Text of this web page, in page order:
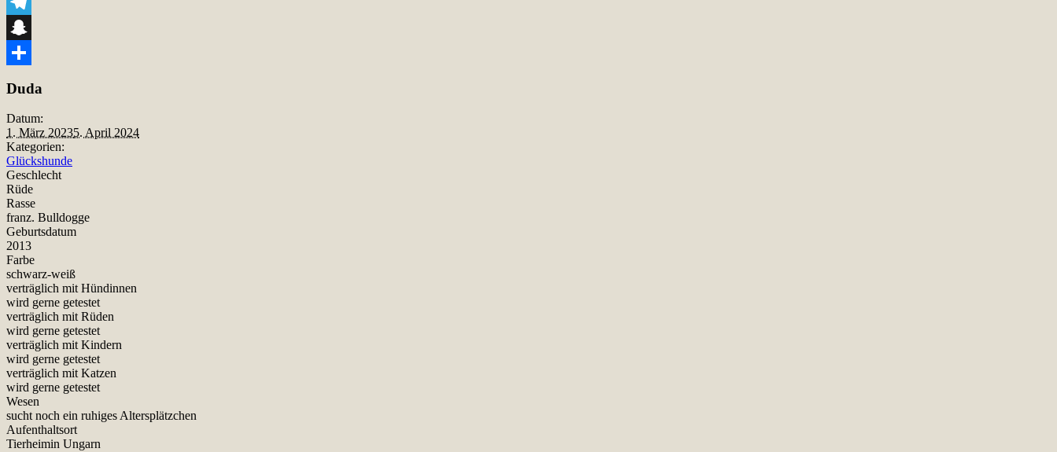
Telegram
Snapchat
Duda
Datum:
1. März 20235. April 2024
Kategorien:
Glückshunde
Geschlecht
Rüde
Rasse
franz. Bulldogge
Geburtsdatum
2013
Farbe
schwarz-weiß
verträglich mit Hündinnen
wird gerne getestet
verträglich mit Rüden
wird gerne getestet
verträglich mit Kindern
wird gerne getestet
verträglich mit Katzen
wird gerne getestet
Wesen
sucht noch ein ruhiges Altersplätzchen
Aufenthaltsort
Tierheimin Ungarn